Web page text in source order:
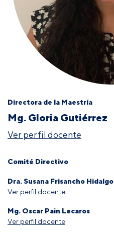
Directora de la Maestría
Mg. Gloria Gutiérrez
Ver perfil docente
Comité Directivo
Dra. Susana Frisancho Hidalgo
Ver perfil docente
Mg. Oscar Pain Lecaros
Ver perfil docente